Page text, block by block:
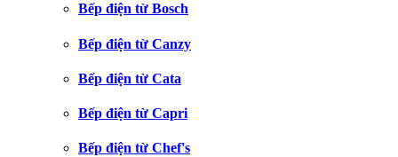
Bếp điện từ Bosch
Bếp điện từ Canzy
Bếp điện từ Cata
Bếp điện từ Capri
Bếp điện từ Chef's